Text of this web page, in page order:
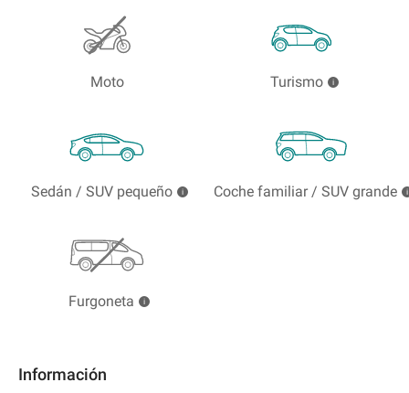
Moto Turismo
Sedán / SUV pequeño Coche familiar / SUV grande
Furgoneta
Información